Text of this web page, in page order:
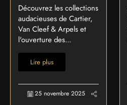
Découvrez les collections
audacieuses de Cartier,
Van Cleef & Arpels et
l'ouverture des...
Lire plus
25 novembre 2025